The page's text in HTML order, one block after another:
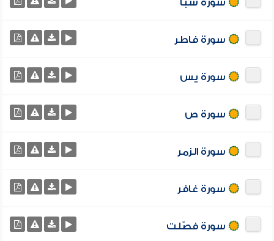
سورة سبأ
سورة فاطر
سورة يس
سورة ص
سورة الزمر
سورة غافر
سورة فصّلت